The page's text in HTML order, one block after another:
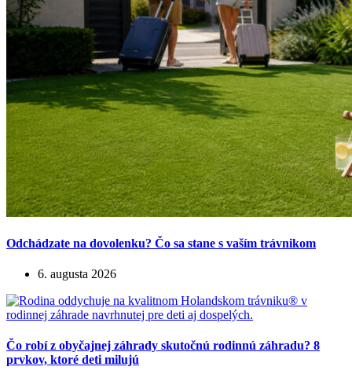
Odchádzate na dovolenku? Čo sa stane s vaším trávnikom
6. augusta 2026
Čo robí z obyčajnej záhrady skutočnú rodinnú záhradu? 8
prvkov, ktoré deti milujú